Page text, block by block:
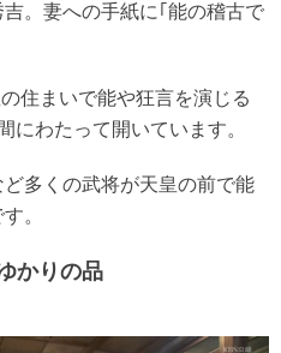
。妻への手紙に｢能の稽古で
住まいで能や狂言を演じる
にわたって開いています。
多くの武将が天皇の前で能
。
かりの品